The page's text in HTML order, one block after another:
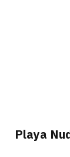
Playa